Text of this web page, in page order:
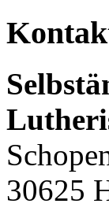
30625